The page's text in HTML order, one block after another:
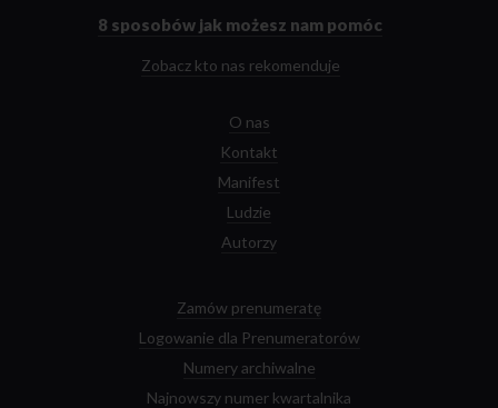
8 sposobów jak możesz nam pomóc
Zobacz kto nas rekomenduje
O nas
Kontakt
Manifest
Ludzie
Autorzy
Zamów prenumeratę
Logowanie dla Prenumeratorów
Numery archiwalne
Najnowszy numer kwartalnika